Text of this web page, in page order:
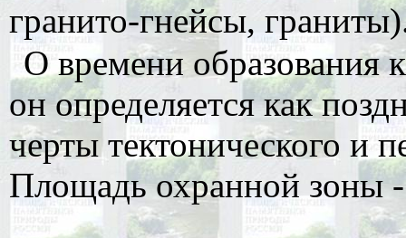
гранито-гнейсы,
О времени образования
он определяется как
черты тектонического и
Площадь охранной зоны